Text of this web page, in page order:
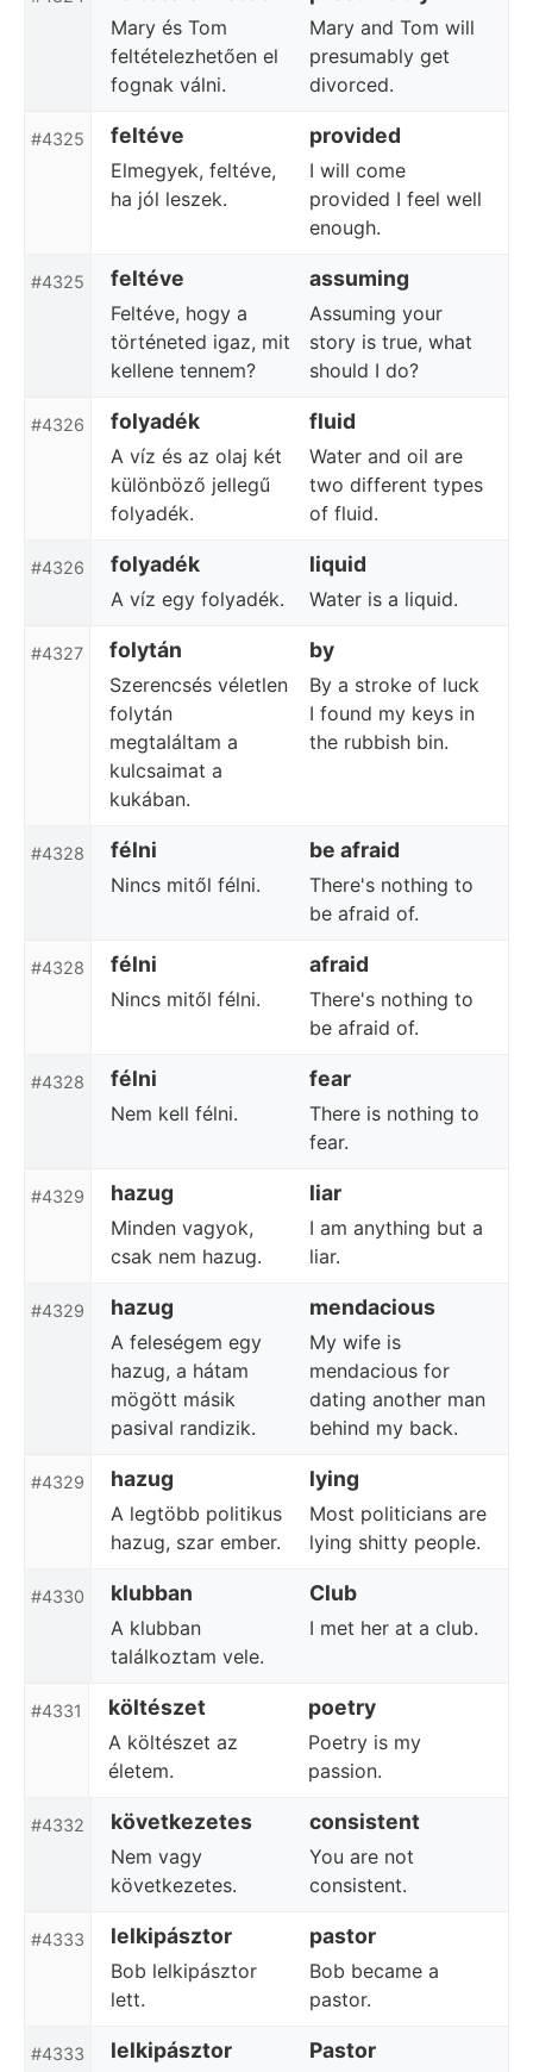
Mary és Tom
feltételezhetően el
fognak válni.
Mary and Tom will
presumably get
divorced.
#4325 feltéve provided
Elmegyek, feltéve,
ha jól leszek.
I will come
provided I feel well
enough.
#4325 feltéve assuming
Feltéve, hogy a
történeted igaz, mit
kellene tennem?
Assuming your
story is true, what
should I do?
#4326 folyadék fluid
A víz és az olaj két
különböző jellegű
folyadék.
Water and oil are
two different types
of fluid.
#4326 folyadék liquid
A víz egy folyadék. Water is a liquid.
#4327 folytán by
Szerencsés véletlen
folytán
megtaláltam a
kulcsaimat a
kukában.
By a stroke of luck
I found my keys in
the rubbish bin.
#4328 félni be afraid
Nincs mitől félni.
There's nothing to
be afraid of.
#4328 félni afraid
Nincs mitől félni.
There's nothing to
be afraid of.
#4328 félni fear
Nem kell félni.
There is nothing to
fear.
#4329 hazug liar
Minden vagyok,
csak nem hazug.
I am anything but a
liar.
#4329 hazug mendacious
A feleségem egy
hazug, a hátam
mögött másik
pasival randizik.
My wife is
mendacious for
dating another man
behind my back.
#4329 hazug lying
A legtöbb politikus
hazug, szar ember.
Most politicians are
lying shitty people.
#4330 klubban Club
A klubban
találkoztam vele.
I met her at a club.
#4331 költészet poetry
A költészet az
életem.
Poetry is my
passion.
#4332 következetes consistent
Nem vagy
következetes.
You are not
consistent.
#4333 lelkipásztor pastor
Bob lelkipásztor
lett.
Bob became a
pastor.
#4333 lelkipásztor Pastor